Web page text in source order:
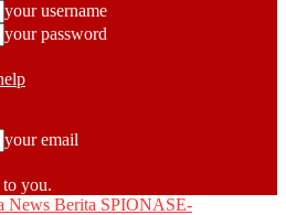
your username
your password
your email
you.
SPIONASE-